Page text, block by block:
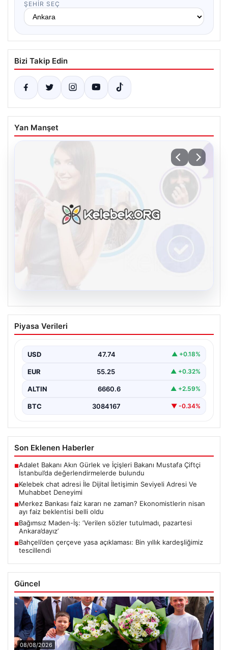
ŞEHIR SEÇ
Bizi Takip Edin
Yan Manşet
Kelebek chat adresi İle Dijital İletişimin
Seviyeli Adresi Ve Muhabbet Deneyimi
oluşturması büyük bir hassasiyet taşımaktadır.
Günümüzde çeşitli…
Piyasa Verileri
USD 47.74 ▲ +0.18%
EUR 55.25 ▲ +0.32%
ALTIN 6660.6 ▲ +2.59%
BTC 3084167 ▼ -0.34%
Son Eklenen Haberler
■Adalet Bakanı Akın Gürlek ve İçişleri Bakanı Mustafa Çiftçi
İstanbul’da değerlendirmelerde bulundu
■Kelebek chat adresi İle Dijital İletişimin Seviyeli Adresi Ve
Muhabbet Deneyimi
■Merkez Bankası faiz kararı ne zaman? Ekonomistlerin nisan
ayı faiz beklentisi belli oldu
■Bağımsız Maden-İş: ‘Verilen sözler tutulmadı, pazartesi
Ankara’dayız’
■Bahçeli’den çerçeve yasa açıklaması: Bin yıllık kardeşliğimiz
tescillendi
Güncel
08/08/2026